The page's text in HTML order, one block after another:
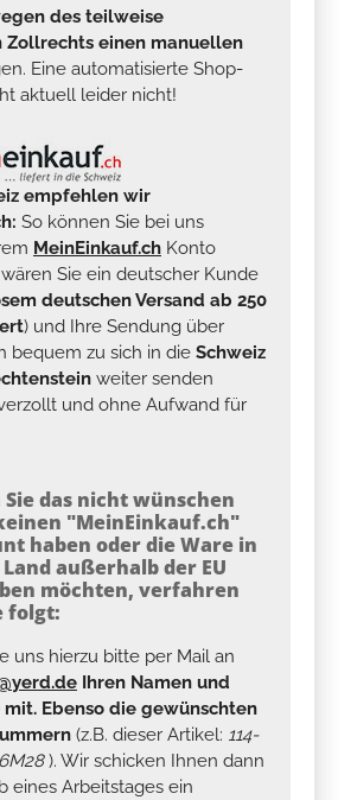
des teilweise
Zollrechts einen manuellen
Eine automatisierte Shop-
aktuell leider nicht!
empfehlen wir
So können Sie bei uns
MeinEinkauf.ch Konto
Sie ein deutscher Kunde
deutschen Versand ab 250
) und Ihre Sendung über
bequem zu sich in die Schweiz
weiter senden
und ohne Aufwand für
Sie das nicht wünschen
"MeinEinkauf.ch"
haben oder die Ware in
außerhalb der EU
möchten, verfahren
folgt:
uns hierzu bitte per Mail an
Ihren Namen und
mit. Ebenso die gewünschten
(z.B. dieser Artikel: 114-
). Wir schicken Ihnen dann
eines Arbeitstages ein